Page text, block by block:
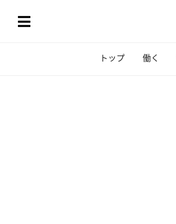
トップ 働く